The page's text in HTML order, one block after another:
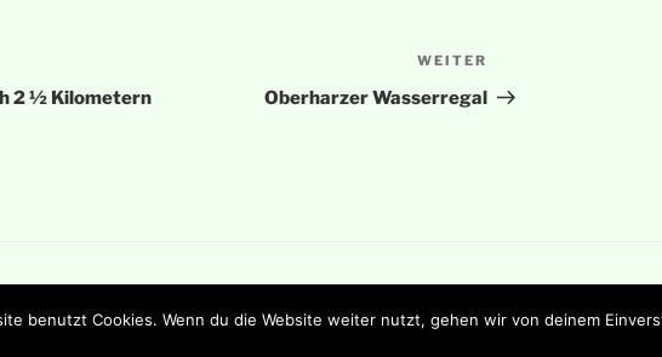
2 ½ Kilometern
Beitrag
WEITER
Oberharzer Wasserregal
benutzt Cookies. Wenn du die Website weiter nutzt, gehen wir von deinem